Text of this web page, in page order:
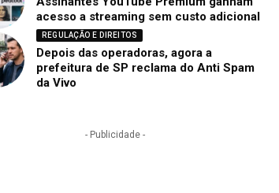
acesso a streaming sem custo adicional
REGULAÇÃO E DIREITOS
Depois das operadoras, agora a
prefeitura de SP reclama do Anti Spam
da Vivo
- Publicidade -